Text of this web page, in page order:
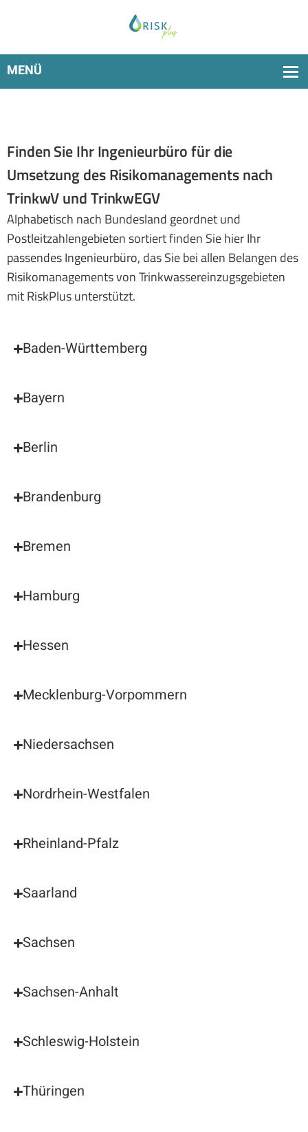
Finden Sie Ihr Ingenieurbüro für die
Umsetzung des Risikomanagements nach
TrinkwV und TrinkwEGV
Alphabetisch nach Bundesland geordnet und
Postleitzahlengebieten sortiert finden Sie hier Ihr
passendes Ingenieurbüro, das Sie bei allen Belangen des
Risikomanagements von Trinkwassereinzugsgebieten
mit RiskPlus unterstützt.
Baden-Württemberg
Bayern
Berlin
Brandenburg
Bremen
Hamburg
Hessen
Mecklenburg-Vorpommern
Niedersachsen
Nordrhein-Westfalen
Rheinland-Pfalz
Saarland
Sachsen
Sachsen-Anhalt
Schleswig-Holstein
Thüringen